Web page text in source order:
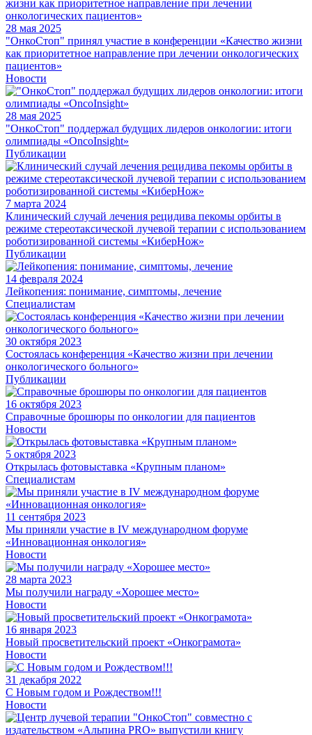
28 мая 2025
"ОнкоСтоп" принял участие в конференции «Качество жизни
как приоритетное направление при лечении онкологических
пациентов»
Новости
28 мая 2025
"ОнкоСтоп" поддержал будущих лидеров онкологии: итоги
олимпиады «OncoInsight»
Публикации
7 марта 2024
Клинический случай лечения рецидива пекомы орбиты в
режиме стереотаксической лучевой терапии с использованием
роботизированной системы «КиберНож»
Публикации
14 февраля 2024
Лейкопения: понимание, симптомы, лечение
Специалистам
30 октября 2023
Состоялась конференция «Качество жизни при лечении
онкологического больного»
Публикации
16 октября 2023
Справочные брошюры по онкологии для пациентов
Новости
5 октября 2023
Открылась фотовыставка «Крупным планом»
Специалистам
11 сентября 2023
Мы приняли участие в IV международном форуме
«Инновационная онкология»
Новости
28 марта 2023
Мы получили награду «Хорошее место»
Новости
16 января 2023
Новый просветительский проект «Онкограмота»
Новости
31 декабря 2022
С Новым годом и Рождеством!!!
Новости